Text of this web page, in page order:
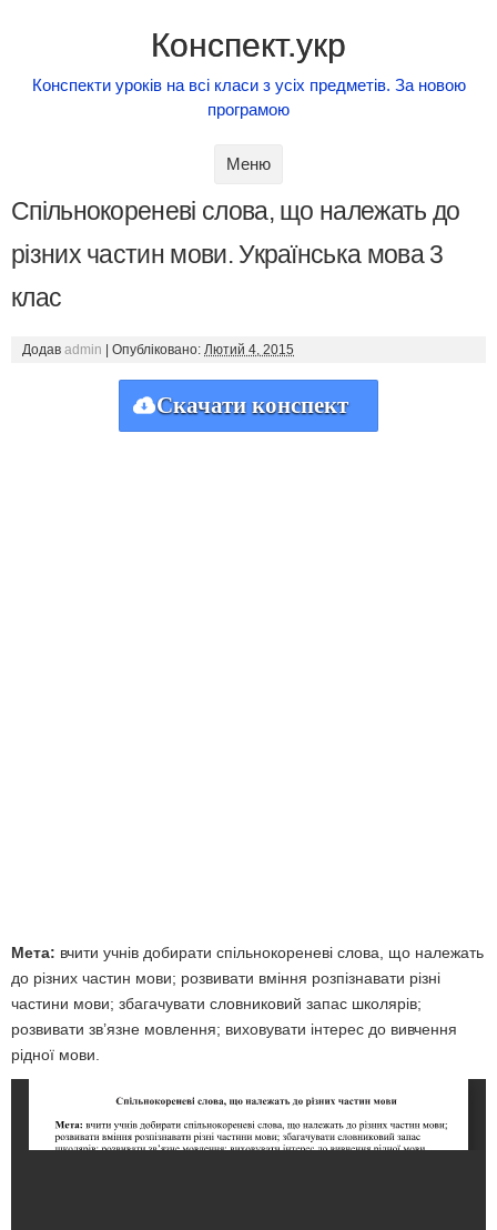
Конспект.укр
Конспекти уроків на всі класи з усіх предметів. За новою
програмою
Меню
Спільнокореневі слова, що належать до
різних частин мови. Українська мова 3
клас
Додав admin Опубліковано: Лютий 4, 2015
Скачати конспект
Мета: вчити учнів добирати спільнокореневі слова, що належать
до різних частин мови; розвивати вміння розпізнавати різні
частини мови; збагачувати словниковий запас школярів;
розвивати зв’язне мовлення; виховувати інтерес до вивчення
рідної мови.